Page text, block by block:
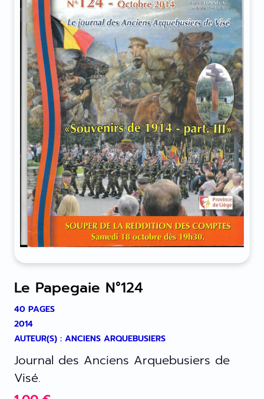
Le Papegaie N°124
40 PAGES
2014
AUTEUR(S) : ANCIENS ARQUEBUSIERS
Journal des Anciens Arquebusiers de
Visé.